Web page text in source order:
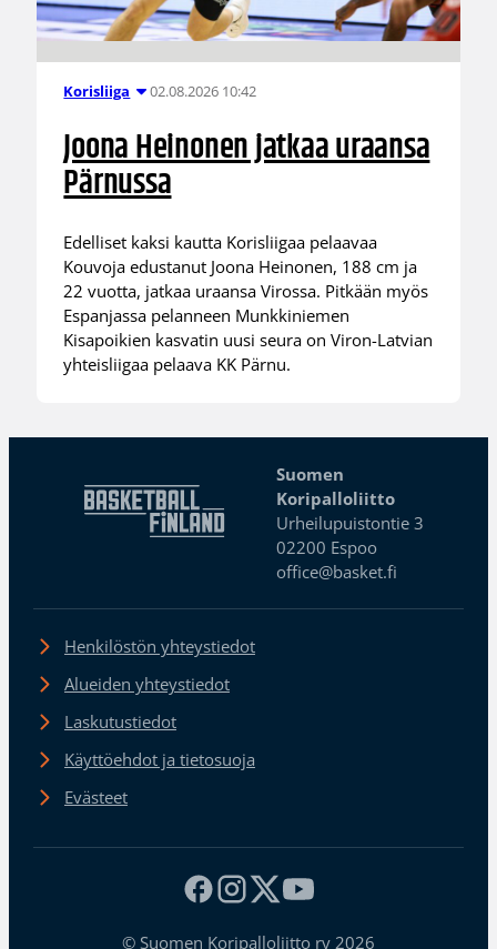
Korisliiga 02.08.2026 10:42
Joona Heinonen jatkaa uraansa
Pärnussa
Edelliset kaksi kautta Korisliigaa pelaavaa
Kouvoja edustanut Joona Heinonen, 188 cm ja
22 vuotta, jatkaa uraansa Virossa. Pitkään myös
Espanjassa pelanneen Munkkiniemen
Kisapoikien kasvatin uusi seura on Viron-Latvian
yhteisliigaa pelaava KK Pärnu.
Suomen
Koripalloliitto
Urheilupuistontie 3
02200 Espoo
office@basket.fi
Henkilöstön yhteystiedot
Alueiden yhteystiedot
Laskutustiedot
Käyttöehdot ja tietosuoja
Evästeet
© Suomen Koripalloliitto ry 2026